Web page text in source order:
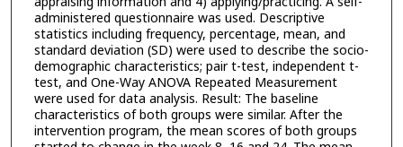
administered questionnaire was used. Descriptive
statistics including frequency, percentage, mean, and
standard deviation (SD) were used to describe the socio-
demographic characteristics; pair t-test, independent t-
test, and One-Way ANOVA Repeated Measurement
were used for data analysis. Result: The baseline
characteristics of both groups were similar. After the
intervention program, the mean scores of both groups